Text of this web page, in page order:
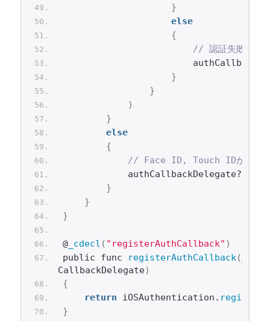
}
else
{
// 認証失敗
}
}
)
}
else
{
// Face ID, Touch IDが利用出
            authCallbackDelegate?
}
}
}
@ _cdecl ( "registerAuthCallback" )
public func
registerAuthCallback(
CallbackDelegate)
{
return iOSAuthentication.
}